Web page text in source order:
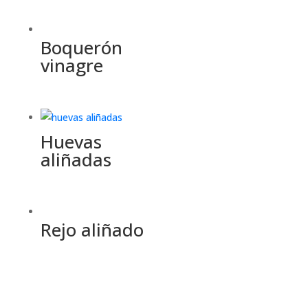
Boquerón
vinagre
Huevas
aliñadas
Rejo aliñado